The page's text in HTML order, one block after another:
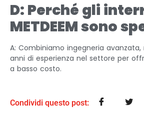
D: Perché gli
METDEEM sono
A: Combiniamo ingegneria
anni di esperienza nel settore per
a basso costo.
Condividi questo post: